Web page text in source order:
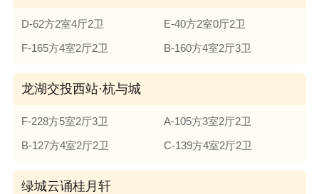
D-62方2室4厅2卫
E-40方2室0厅2卫
F-165方4室2厅2卫
B-160方4室2厅3卫
龙湖交投西站·杭与城
F-228方5室2厅3卫
A-105方3室2厅2卫
B-127方4室2厅2卫
C-139方4室2厅2卫
绿城云诵桂月轩